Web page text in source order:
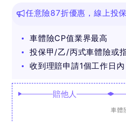
任意險87折優惠，線上投
車體險CP值業界最高
投保甲/乙/丙式車體險或
收到理賠申請1個工作日
賠他人
車體